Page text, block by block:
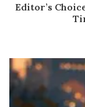
Editor’s